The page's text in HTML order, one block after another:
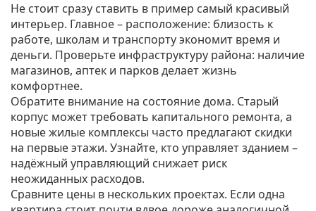
Не стоит сразу ставить в пример самый красивый
интерьер. Главное – расположение: близость к
работе, школам и транспорту экономит время и
деньги. Проверьте инфраструктуру района: наличие
магазинов, аптек и парков делает жизнь
комфортнее.
Обратите внимание на состояние дома. Старый
корпус может требовать капитального ремонта, а
новые жилые комплексы часто предлагают скидки
на первые этажи. Узнайте, кто управляет зданием –
надёжный управляющий снижает риск
неожиданных расходов.
Сравните цены в нескольких проектах. Если одна